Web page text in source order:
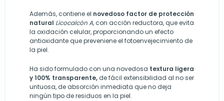
Además, contiene el novedoso factor de protección
natural Licocalcón A,con acción reductora, que evita
la oxidación celular, proporcionando un efecto
antioxidante que preveniene el fotoenvejecimiento de
la piel.
Ha sido formulado con una novedosa textura ligera
y 100% transparente, de fácil extensibilidad al no ser
untuosa, de absorción inmediata que no deja
ningún tipo de residuos en la piel.